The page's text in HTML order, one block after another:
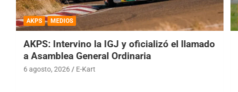
AKPS MEDIOS
AKPS: Intervino la IGJ y oficializó el llamado
a Asamblea General Ordinaria
6 agosto, 2026 E-Kart